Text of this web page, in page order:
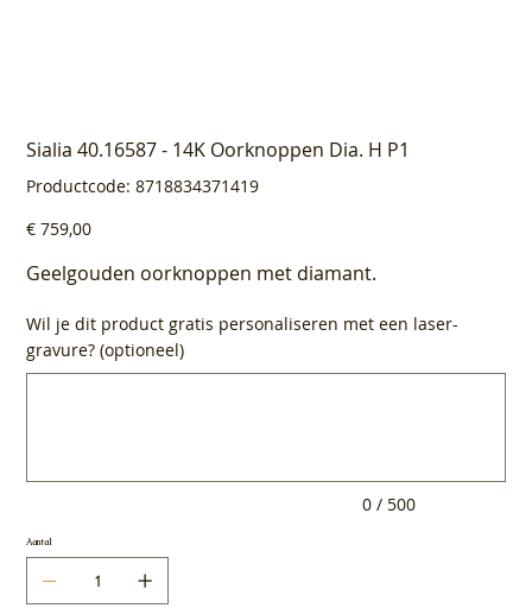
Sialia 40.16587 - 14K Oorknoppen Dia. H P1
Productcode: Productcode
8718834371419
8718834371419
Prijs
€ 759,00
Geelgouden oorknoppen met diamant.
Wil je dit product gratis personaliseren met een laser-
gravure? (optioneel)
0 / 500
Aantal